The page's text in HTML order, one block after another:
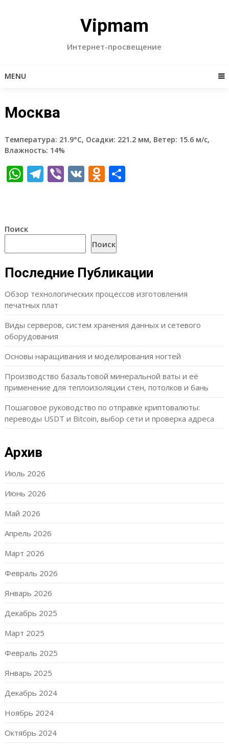
Vipmam
Интернет-просвещение
MENU
Москва
Температура: 21.9°C, Осадки: 221.2 мм, Ветер: 15.6 м/с,
Влажность: 14%
WhatsApp
Telegram
Viber
VKOdnoklassniki
Отправить
Поиск
Поиск
Последние Публикации
Обзор технологических процессов изготовления
печатных плат
Виды серверов, систем хранения данных и сетевого
оборудования
Основы наращивания и моделирования ногтей
Производство базальтовой минеральной ваты и её
применение для теплоизоляции стен, потолков и бань
Пошаговое руководство по отправке криптовалюты:
переводы USDT и Bitcoin, выбор сети и проверка адреса
Архив
Июль 2026
Июнь 2026
Май 2026
Апрель 2026
Март 2026
Февраль 2026
Январь 2026
Декабрь 2025
Март 2025
Февраль 2025
Январь 2025
Декабрь 2024
Ноябрь 2024
Октябрь 2024